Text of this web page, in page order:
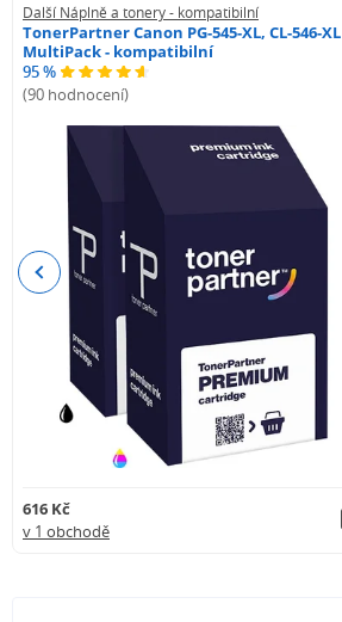
Další Náplně a tonery - kompatibilní
TonerPartner Canon PG-545-XL, CL-546-XL
MultiPack - kompatibilní
95 %
(90 hodnocení)
616 Kč
v 1 obchodě
Previous